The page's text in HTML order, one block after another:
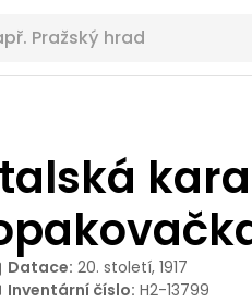
Datace: 20. století, 1917
Inventární číslo: H2-13799